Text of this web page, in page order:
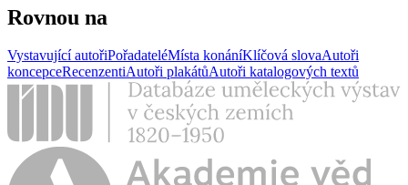
Rovnou na
Vystavující autořiPořadateléMísta konáníKlíčová slovaAutoři
koncepceRecenzentiAutoři plakátůAutoři katalogových textů